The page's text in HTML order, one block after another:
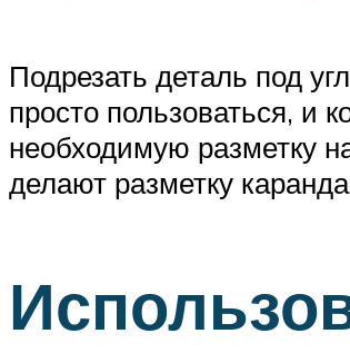
Подрезать деталь под
просто пользоваться, и
необходимую разметку
делают разметку